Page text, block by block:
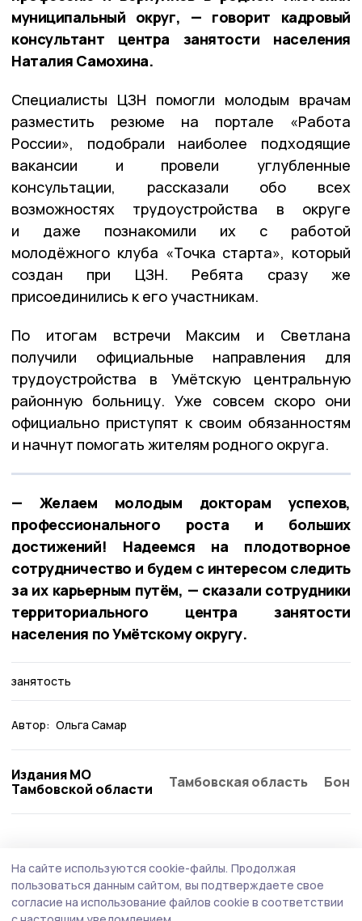
муниципальный округ, — говорит кадровый
консультант центра занятости населения
Наталия Самохина.
Специалисты ЦЗН помогли молодым врачам
разместить резюме на портале «Работа
России», подобрали наиболее подходящие
вакансии и провели углубленные
консультации, рассказали обо всех
возможностях трудоустройства в округе
и даже познакомили их с работой
молодёжного клуба «Точка старта», который
создан при ЦЗН. Ребята сразу же
присоединились к его участникам.
По итогам встречи Максим и Светлана
получили официальные направления для
трудоустройства в Умётскую центральную
районную больницу. Уже совсем скоро они
официально приступят к своим обязанностям
и начнут помогать жителям родного округа.
— Желаем молодым докторам успехов,
профессионального роста и больших
достижений! Надеемся на плодотворное
сотрудничество и будем с интересом следить
за их карьерным путём, — сказали сотрудники
территориального центра занятости
населения по Умётскому округу.
занятость
Автор: Ольга Самар
Издания МО
Тамбовской области
Тамбовская область
На сайте используются cookie-файлы. Продолжая
пользоваться данным сайтом, вы подтверждаете свое
согласие на использование файлов cookie в соответствии